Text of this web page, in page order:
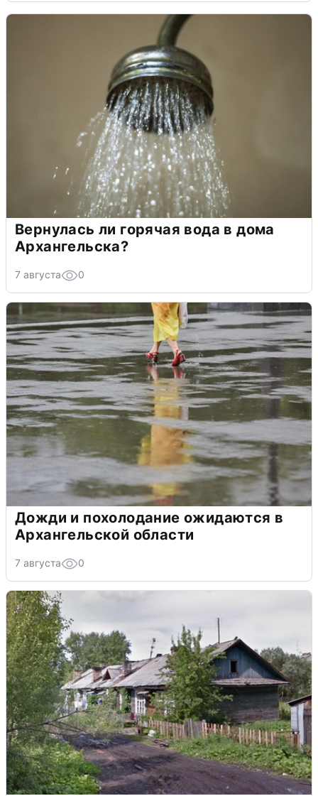
Вернулась ли горячая вода в дома
Архангельска?
7 августа 0
Дожди и похолодание ожидаются в
Архангельской области
7 августа 0